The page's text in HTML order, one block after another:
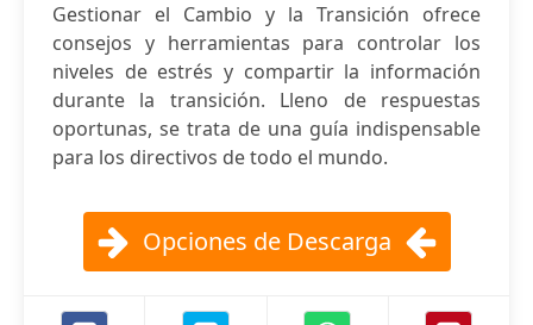
Gestionar el Cambio y la Transición ofrece
consejos y herramientas para controlar los
niveles de estrés y compartir la información
durante la transición. Lleno de respuestas
oportunas, se trata de una guía indispensable
para los directivos de todo el mundo.
Opciones de Descarga